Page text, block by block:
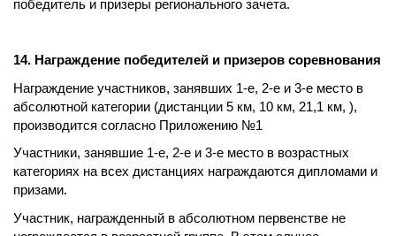
победитель и призеры регионального зачета.
14. Награждение победителей и призеров соревнования
Награждение участников, занявших 1-е, 2-е и 3-е место в
абсолютной категории (дистанции 5 км, 10 км, 21,1 км, ),
производится согласно Приложению №1
Участники, занявшие 1-е, 2-е и 3-е место в возрастных
категориях на всех дистанциях награждаются дипломами и
призами.
Участник, награжденный в абсолютном первенстве не